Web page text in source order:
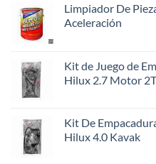
Limpiador De
Aceleración
Kit de Juego de
Hilux 2.7 Motor
Kit De
Hilux 4.0 Kavak